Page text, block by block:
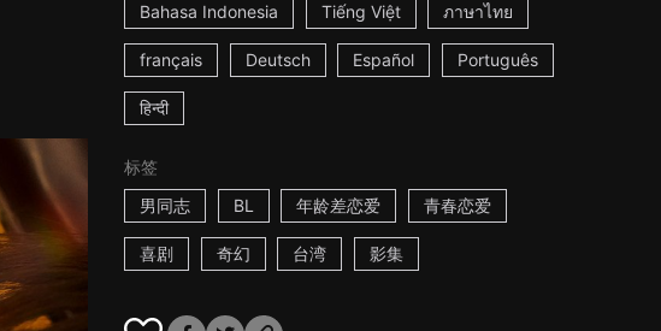
Bahasa Indonesia Tiếng Việt ภาษาไทย
français Deutsch Español Português
हिन्दी
标签
男同志
BL 年龄差恋爱 青春恋爱
喜剧 奇幻 台湾 影集